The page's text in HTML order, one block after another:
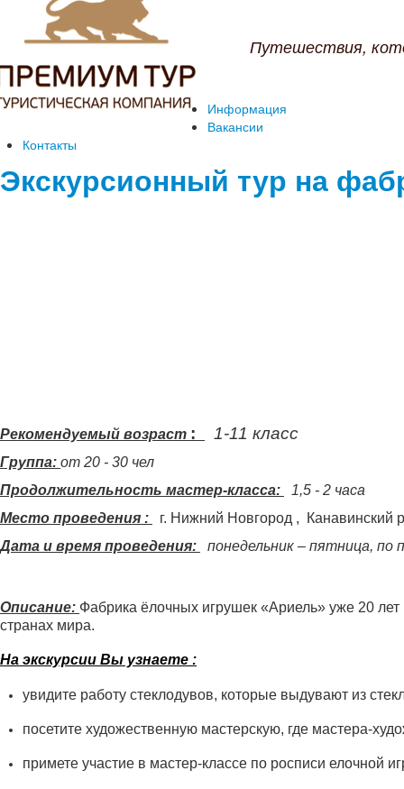
Путешествия,
Информация
Вакансии
Контакты
Экскурсионный тур на
Рекомендуемый возраст : 1-11 класс
Группа: от 20 - 30 чел
Продолжительность мастер-класса:
1,5 - 2 часа
Место проведения : г. Нижний Новгород , Канавинский
Дата и время проведения:
понедельник – пятница, по
Описание: Фабрика ёлочных игрушек «Ариель» уже 20
странах мира.
На экскурсии Вы узнаете :
увидите работу стеклодувов, которые выдувают из
посетите художественную мастерскую, где мастера-
примете участие в мастер-классе по росписи елочной